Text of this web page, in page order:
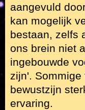
aangevuld
kan mogelijk
bestaan, zelfs
ons brein niet
ingebouwde
zijn'.
bewustzijn
ervaring.